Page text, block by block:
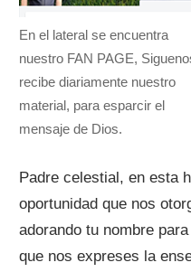
En el lateral se encuentra
nuestro FAN PAGE,
recibe diariamente nuestro
material, para esparcir el
mensaje de Dios.
Padre celestial, en esta
oportunidad que nos
adorando tu nombre
que nos expreses la